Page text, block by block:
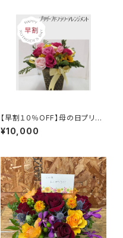
【早割１０％OFF】母の日プリザ
ーブドフラワーアレンジメント
¥10,000